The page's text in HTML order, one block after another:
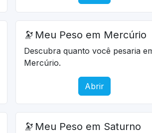
🔭 Meu Peso em Mercúrio
Descubra quanto você pesaria
Mercúrio.
Abrir
🔭 Meu Peso em Saturno